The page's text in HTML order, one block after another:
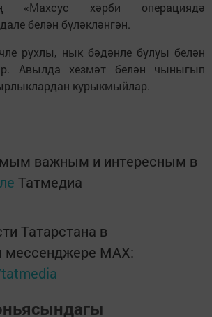
«Махсус хәрби операциядә
белән бүләкләнгән.
рухлы, нык бәдәнле булуы белән
Авылда хезмәт белән чыныгып
курыкмыйлар.
важным и интересным в
Татмедиа
Татарстана в
мессенджере MАХ: